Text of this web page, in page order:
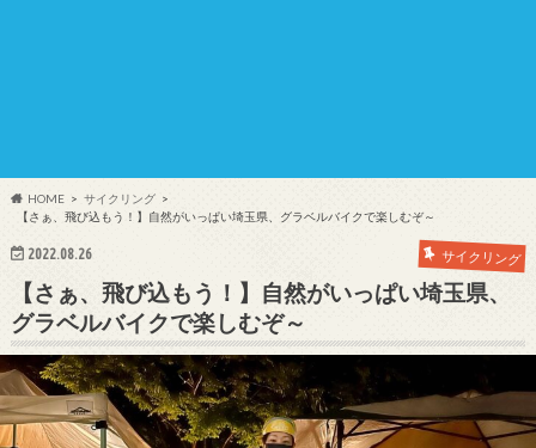
HOME
サイクリング
【さぁ、飛び込もう！】自然がいっぱい埼玉県、グラベルバイクで楽しむぞ～
2022.08.26 サイクリング
【さぁ、飛び込もう！】自然がいっぱい埼玉県、
グラベルバイクで楽しむぞ～